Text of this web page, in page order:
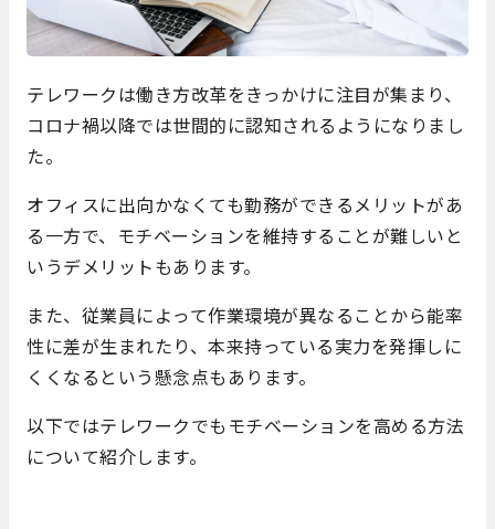
テレワークは働き方改革をきっかけに注目が集まり、
コロナ禍以降では世間的に認知されるようになりまし
た。
オフィスに出向かなくても勤務ができるメリットがあ
る一方で、モチベーションを維持することが難しいと
いうデメリットもあります。
また、従業員によって作業環境が異なることから能率
性に差が生まれたり、本来持っている実力を発揮しに
くくなるという懸念点もあります。
以下ではテレワークでもモチベーションを高める方法
について紹介します。